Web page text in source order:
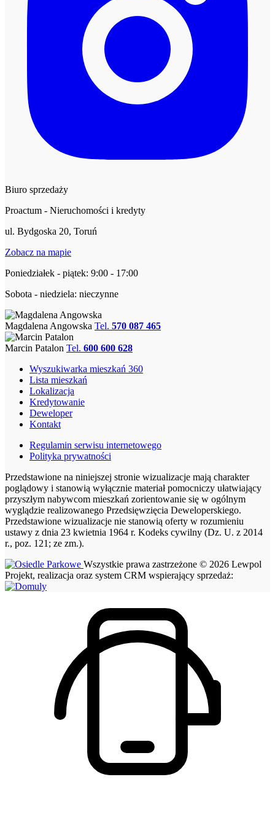
Biuro sprzedaży
Proactum - Nieruchomości i kredyty
ul. Bydgoska 20, Toruń
Zobacz na mapie
Poniedziałek - piątek: 9:00 - 17:00
Sobota - niedziela: nieczynne
Magdalena Angowska Tel. 570 087 465
Marcin Patalon Tel. 600 600 628
Wyszukiwarka mieszkań 360
Lista mieszkań
Lokalizacja
Kredytowanie
Deweloper
Kontakt
Regulamin serwisu internetowego
Polityka prywatności
Przedstawione na niniejszej stronie wizualizacje mają charakter
poglądowy i stanowią wyłącznie materiał pomocniczy ułatwiający
przyszłym nabywcom mieszkań zorientowanie się w ogólnym
wyglądzie realizowanego Przedsięwzięcia Deweloperskiego.
Przedstawione wizualizacje nie stanowią oferty w rozumieniu
ustawy z dnia 23 kwietnia 1964 r. Kodeks cywilny (Dz. U. z 2014
r., poz. 121; ze zm.).
Wszystkie prawa zastrzeżone © 2026 Lewpol
Projekt, realizacja oraz system CRM wspierający sprzedaż: